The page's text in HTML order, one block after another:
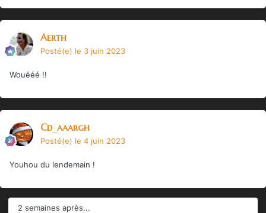
Aerth
Posté(e) le 3 juin 2023
Wouééé !!
Cd_aaargh
Posté(e) le 4 juin 2023
Youhou du lendemain !
2 semaines après...